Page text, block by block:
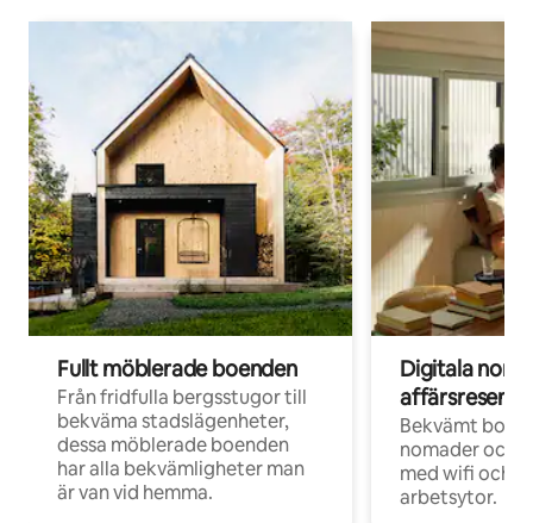
Fullt möblerade boenden
Från fridfulla bergsstugor till
bekväma stadslägenheter,
dessa möblerade boenden
har alla bekvämligheter man
är van vid hemma.
Digitala
Bekvämt
nomader och
med wifi och
arbetsytor.